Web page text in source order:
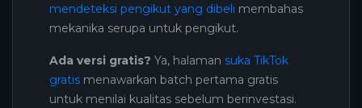
mendeteksi pengikut yang dibeli membahas
mekanika serupa untuk pengikut.
Ada versi gratis? Ya, halaman suka TikTok
gratis menawarkan batch pertama gratis
untuk menilai kualitas sebelum berinvestasi.